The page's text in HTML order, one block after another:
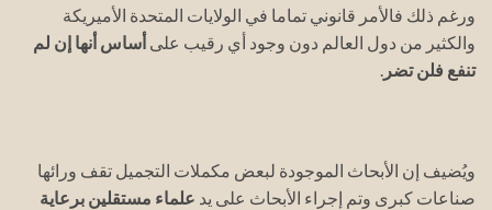
ورغم ذلك فالأمر قانوني تماما في الولايات المتحدة الأميريكة
والكثير من دول العالم دون وجود أي رقيب علىأساس أنها إن لم
تنفع فلن تضر .
ويُضيف إن الأبحاث الموجودة لبعض مكملات التجميل تقف ورائها
صناعات كبرى وتم إجراء الأبحاث على يد علماء مستقلين برعاية